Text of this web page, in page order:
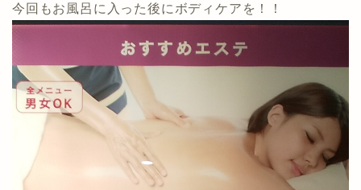
今回もお風呂に入った後にボディケアを！！